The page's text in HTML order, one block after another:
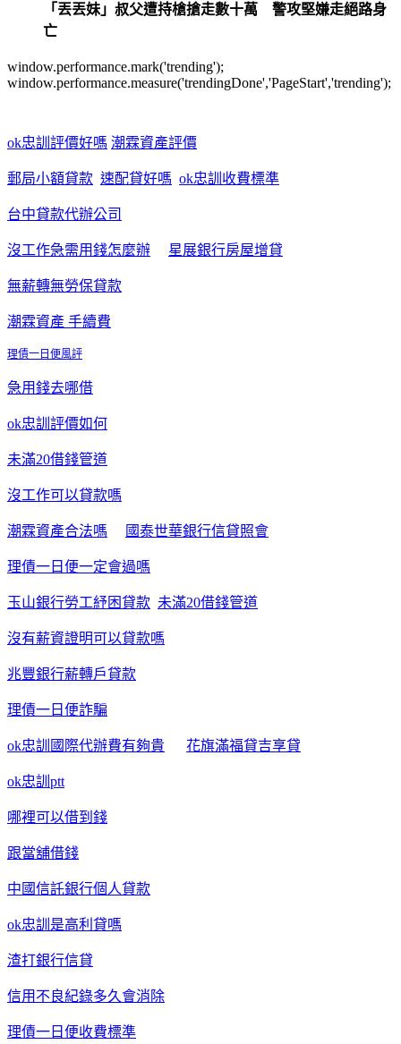
「丟丟妹」叔父遭持槍搶走數十萬 警攻堅嫌走絕路身
亡
window.performance.mark('trending');
window.performance.measure('trendingDone','PageStart','trending');
ok忠訓評價好嗎 潮霖資產評價
郵局小額貸款 速配貸好嗎 ok忠訓收費標準
台中貸款代辦公司
沒工作急需用錢怎麼辦 星展銀行房屋增貸
無薪轉無勞保貸款
潮霖資產 手續費
理債一日便風評
急用錢去哪借
ok忠訓評價如何
未滿20借錢管道
沒工作可以貸款嗎
潮霖資產合法嗎 國泰世華銀行信貸照會
理債一日便一定會過嗎
玉山銀行勞工紓困貸款 未滿20借錢管道
沒有薪資證明可以貸款嗎
兆豐銀行薪轉戶貸款
理債一日便詐騙
ok忠訓國際代辦費有夠貴 花旗滿福貸吉享貸
ok忠訓ptt
哪裡可以借到錢
跟當舖借錢
中國信託銀行個人貸款
ok忠訓是高利貸嗎
渣打銀行信貸
信用不良紀錄多久會消除
理債一日便收費標準